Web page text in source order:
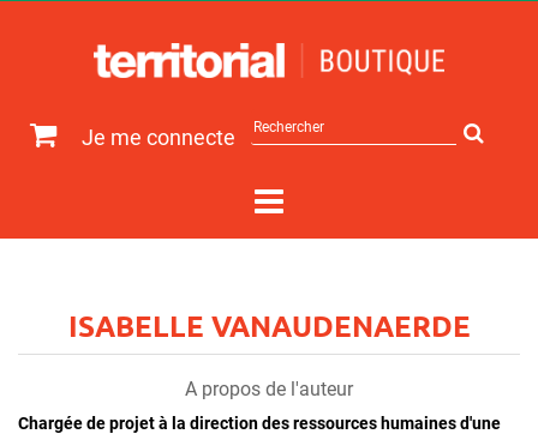
Je me connecte
sur
ISABELLE VANAUDENAERDE
A propos de l'auteur
Chargée de projet à la direction des ressources humaines d'une